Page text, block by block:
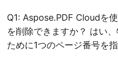
Q1: Aspose.PDF Cloudを
を削除できますか？ はい
ために1つのページ番号を指